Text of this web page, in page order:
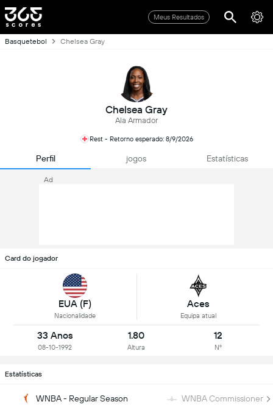
Meus Resultados
Basquetebol Chelsea Gray
Chelsea Gray
Ala Armador
Rest - Retorno esperado: 8/9/2026
Perfil jogos Estatísticas
Ad
Card do jogador
EUA (F)
Nacionalidade
Aces
Equipa atual
33 Anos
08-10-1992
1.80
Altura
12
Nº
Estatísticas
WNBA - Regular Season WNBA Commissioner's